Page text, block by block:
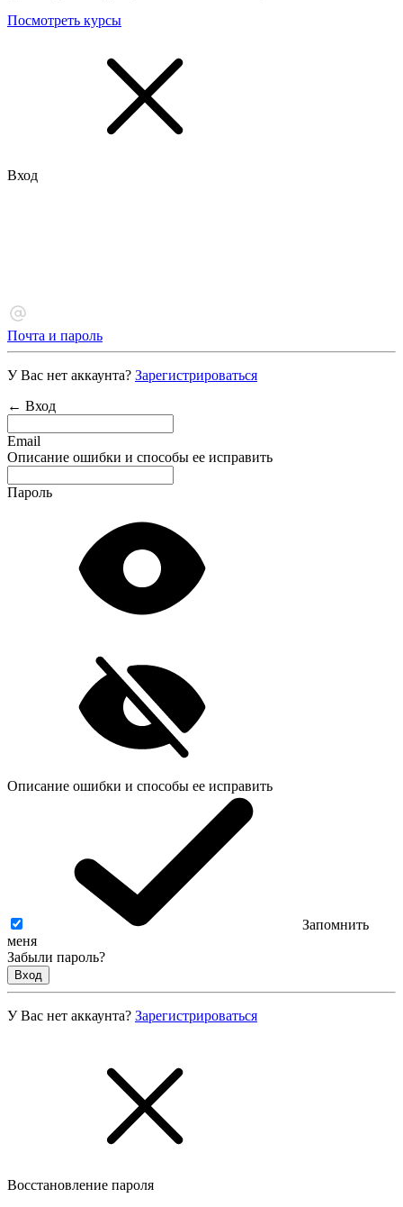
Посмотреть курсы
Вход
Почта и пароль
У Вас нет аккаунта? Зарегистрироваться
← Вход
Email
Описание ошибки и способы ее исправить
Пароль
Описание ошибки и способы ее исправить
Запомнить
меня
Забыли пароль?
Вход
У Вас нет аккаунта? Зарегистрироваться
Восстановление пароля